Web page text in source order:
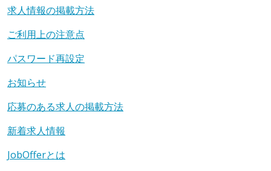
求人情報の掲載方法
ご利用上の注意点
パスワード再設定
お知らせ
応募のある求人の掲載方法
新着求人情報
JobOfferとは